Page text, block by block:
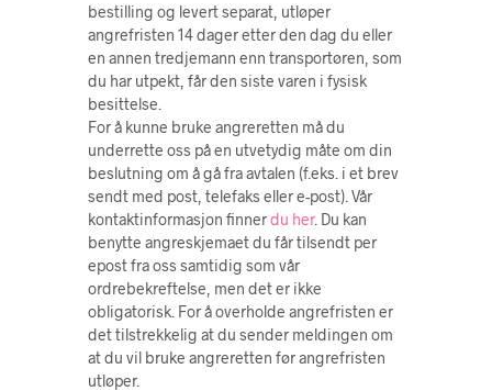
bestilling og levert separat, utløper
angrefristen 14 dager etter den dag du eller
en annen tredjemann enn transportøren, som
du har utpekt, får den siste varen i fysisk
besittelse.
For å kunne bruke angreretten må du
underrette oss på en utvetydig måte om din
beslutning om å gå fra avtalen (f.eks. i et brev
sendt med post, telefaks eller e-post). Vår
kontaktinformasjon finnerdu her. Du kan
benytte angreskjemaet du får tilsendt per
epost fra oss samtidig som vår
ordrebekreftelse, men det er ikke
obligatorisk. For å overholde angrefristen er
det tilstrekkelig at du sender meldingen om
at du vil bruke angreretten før angrefristen
utløper.